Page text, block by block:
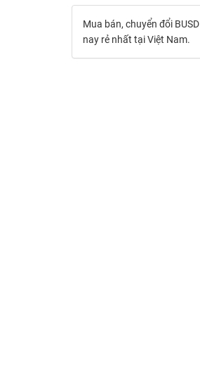
Mua bán, chuyển đổi
nay rẻ nhất tại Việt Nam.